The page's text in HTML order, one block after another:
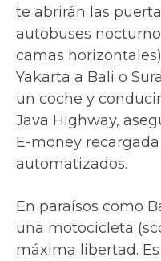
te abrirán las
autobuses
camas
Yakarta a Bali o
un coche y
Java Highway,
E-money
automatizados.
En paraísos como
una motocicleta
máxima libertad.